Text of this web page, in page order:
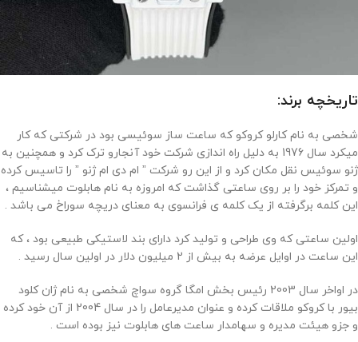
تاریخچه برند:
شخصی به نام کارلو کروکو که ساعت ساز سوئیسی بود در شرکتی که کار
میکرد سال 1976 به دلیل راه اندازی شرکت خود آنجارو ترک کرد و همچنین به
ژنو سوئیس نقل مکان کرد و از این رو شرکت ” ام دی ام ژنو ” را تاسیس کرده
و تمرکز خود را بر روی ساعتی گذاشت که امروزه به نام هابلوت میشناسیم ،
این کلمه برگرفته از یک کلمه ی فرانسوی به معنای دریچه سوراخ می باشد .
اولین ساعتی که وی طراحی و تولید کرد دارای بند لاستیکی طبیعی بود ، که
این ساعت در اوایل عرضه به بیش از 2 میلیون دلار در اولین سال رسید .
در اواخر سال 2003 رئیس بخش امگا گروه سواچ شخصی به نام ژان کلود
بیور با کروکو ملاقات کرده و عنوان مدیرعامل را در سال 2004 از آن خود کرده
و جزو هیئت مدیره و سهامدار ساعت های هابلوت نیز بوده است .